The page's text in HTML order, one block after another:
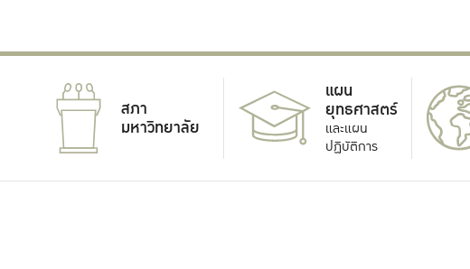
สภา
มหาวิทยาลัย
แผน
ยุทธศาสตร์
และแผน
ปฏิบัติการ